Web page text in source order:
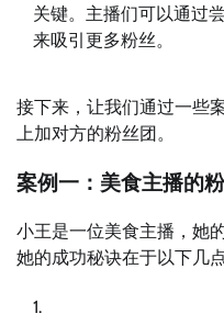
关键。主播们可以通过
来吸引更多粉丝。
接下来，让我们通过一些
上加对方的粉丝团。
案例一：美食主播的
小王是一位美食主播，她
她的成功秘诀在于以下几点